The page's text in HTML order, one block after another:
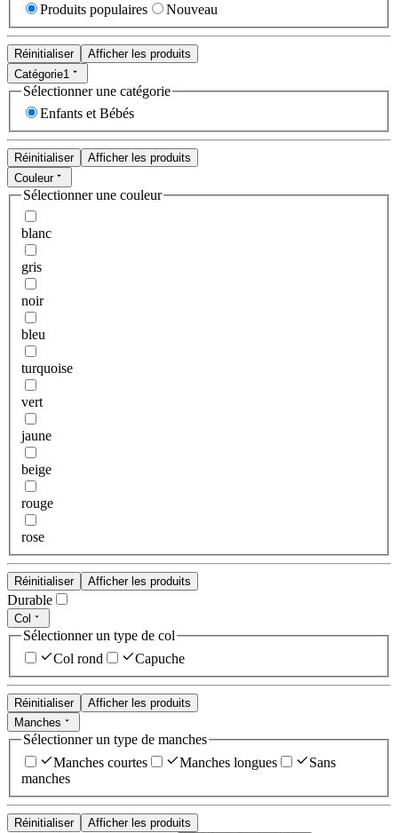
Produits populaires Nouveau
Réinitialiser
Afficher les produits
Catégorie1
Sélectionner une catégorie
Enfants et Bébés
Réinitialiser
Afficher les produits
Couleur
Sélectionner une couleur
blanc
gris
noir
bleu
turquoise
vert
jaune
beige
rouge
rose
Réinitialiser Afficher les produits
Durable
Col
Sélectionner un type de col
Col rond
Capuche
Réinitialiser
Afficher les produits
Manches
Sélectionner un type de manches
Manches courtes
Manches longues
Sans
manches
Réinitialiser Afficher les produits